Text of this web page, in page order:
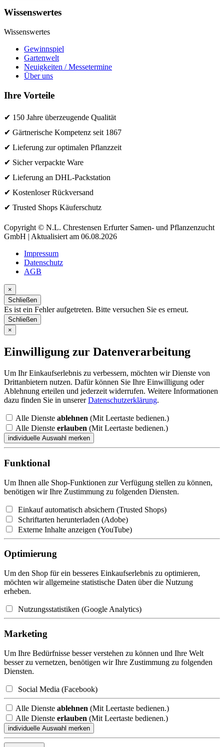
Wissenswertes
Wissenswertes
Gewinnspiel
Gartenwelt
Neuigkeiten / Messetermine
Über uns
Ihre Vorteile
✔ 150 Jahre überzeugende Qualität
✔ Gärtnerische Kompetenz seit 1867
✔ Lieferung zur optimalen Pflanzzeit
✔ Sicher verpackte Ware
✔ Lieferung an DHL-Packstation
✔ Kostenloser Rückversand
✔ Trusted Shops Käuferschutz
Copyright © N.L. Chrestensen Erfurter Samen- und Pflanzenzucht
GmbH | Aktualisiert am 06.08.2026
Impressum
Datenschutz
AGB
×
Schließen
Es ist ein Fehler aufgetreten. Bitte versuchen Sie es erneut.
Schließen
×
Einwilligung zur Datenverarbeitung
Um Ihr Einkaufserlebnis zu verbessern, möchten wir Dienste von
Drittanbietern nutzen. Dafür können Sie Ihre Einwilligung oder
Ablehnung erteilen und jederzeit widerrufen. Weitere Informationen
dazu finden Sie in unsererDatenschutzerklärung.
Alle Dienste ablehnen (Mit Leertaste bedienen.)
Alle Dienste erlauben (Mit Leertaste bedienen.)
Funktional
Um Ihnen alle Shop-Funktionen zur Verfügung stellen zu können,
benötigen wir Ihre Zustimmung zu folgenden Diensten.
Einkauf automatisch absichern (Trusted Shops)
Schriftarten herunterladen (Adobe)
Externe Inhalte anzeigen (YouTube)
Optimierung
Um den Shop für ein besseres Einkaufserlebnis zu optimieren,
möchten wir allgemeine statistische Daten über die Nutzung
erheben.
Nutzungsstatistiken (Google Analytics)
Marketing
Um Ihre Bedürfnisse besser verstehen zu können und Ihre Welt
besser zu vernetzen, benötigen wir Ihre Zustimmung zu folgenden
Diensten.
Social Media (Facebook)
Alle Dienste ablehnen (Mit Leertaste bedienen.)
Alle Dienste erlauben (Mit Leertaste bedienen.)